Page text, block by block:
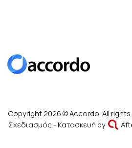
Copyright 2026 © Accordo. All
Σχεδιασμός - Κατασκευή by